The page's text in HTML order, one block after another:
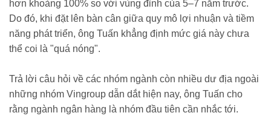
hơn khoảng 100% so với vùng đỉnh của 5–7 năm trước.
Do đó, khi đặt lên bàn cân giữa quy mô lợi nhuận và tiềm
năng phát triển, ông Tuấn khẳng định mức giá này chưa
thể coi là "quá nóng".
Trả lời câu hỏi về các nhóm ngành còn nhiều dư địa ngoài
những nhóm Vingroup dẫn dắt hiện nay, ông Tuấn cho
rằng ngành ngân hàng là nhóm đầu tiên cần nhắc tới.